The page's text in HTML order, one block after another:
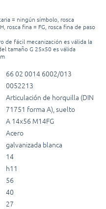
= ningún símbolo, rosca
rosca fina = FG, rosca fina de paso
de fácil mecanización es válida la
tamaño G 25x50 es válida
66 02 0014 6002/013
0052213
Articulación de horquilla (DIN
71751 forma A), suelto
A 14x56 M14FG
Acero
galvanizada blanca
14
h11
56
40
27